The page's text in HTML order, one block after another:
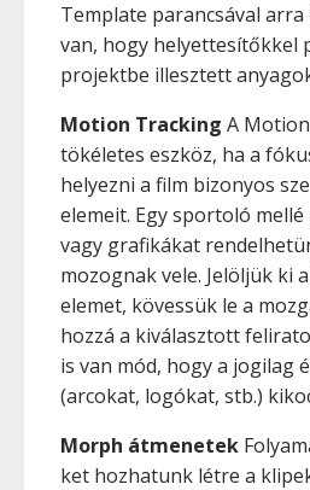
Template parancsával
van, hogy helyettesítőkkel
projektbe illesztett
Motion Tracking A
tökéletes eszköz, ha a
helyezni a film bizonyos
elemeit. Egy sportoló
vagy grafikákat
mozognak vele. Jelöljük ki
elemet, kövessük le a
hozzá a kiválasztott
is van mód, hogy a jogilag
(arcokat, logókat, stb.)
Morph átmenetek
ket hozhatunk létre a